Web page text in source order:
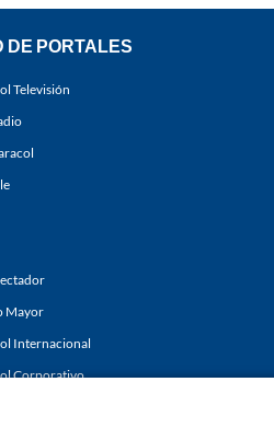
DE PORTALES
Televisión
Mayor
Internacional
Corporativo